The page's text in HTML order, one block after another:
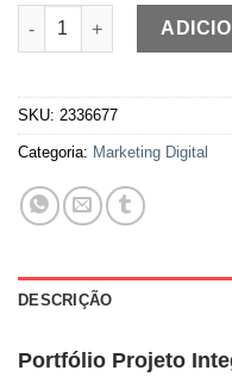
Projeto Integrado IV -
SKU: 2336677
Categoria: Marketing Digital
DESCRIÇÃO
Portfólio Projeto